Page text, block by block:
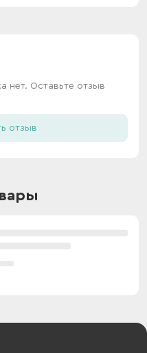
нет. Оставьте отзыв
отзыв